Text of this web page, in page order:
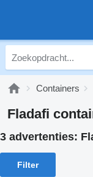
Containers
Fladafi
3 advertenties:
Filter